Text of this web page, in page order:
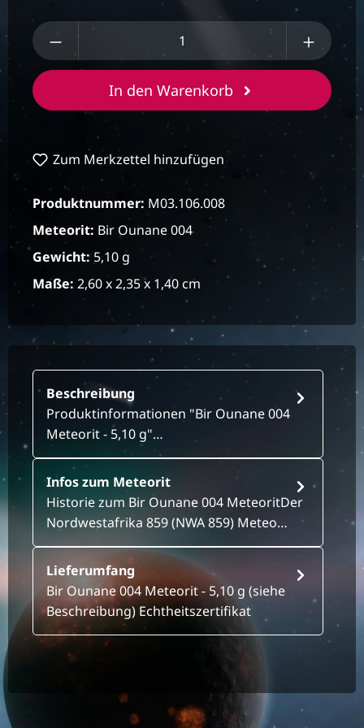
Produkt Anzahl: Gib den gewünschten
In den Warenkorb
Zum Merkzettel hinzufügen
Produktnummer: M03.106.008
Meteorit: Bir Ounane 004
Gewicht: 5,10 g
Maße: 2,60 x 2,35 x 1,40 cm
Beschreibung
Produktinformationen "Bir Ounane 004
Meteorit - 5,10 g"…
Infos zum Meteorit
Historie zum Bir Ounane 004 MeteoritDer
Nordwestafrika 859 (NWA 859) Meteo…
Lieferumfang
Bir Ounane 004 Meteorit - 5,10 g (siehe
Beschreibung) Echtheitszertifikat